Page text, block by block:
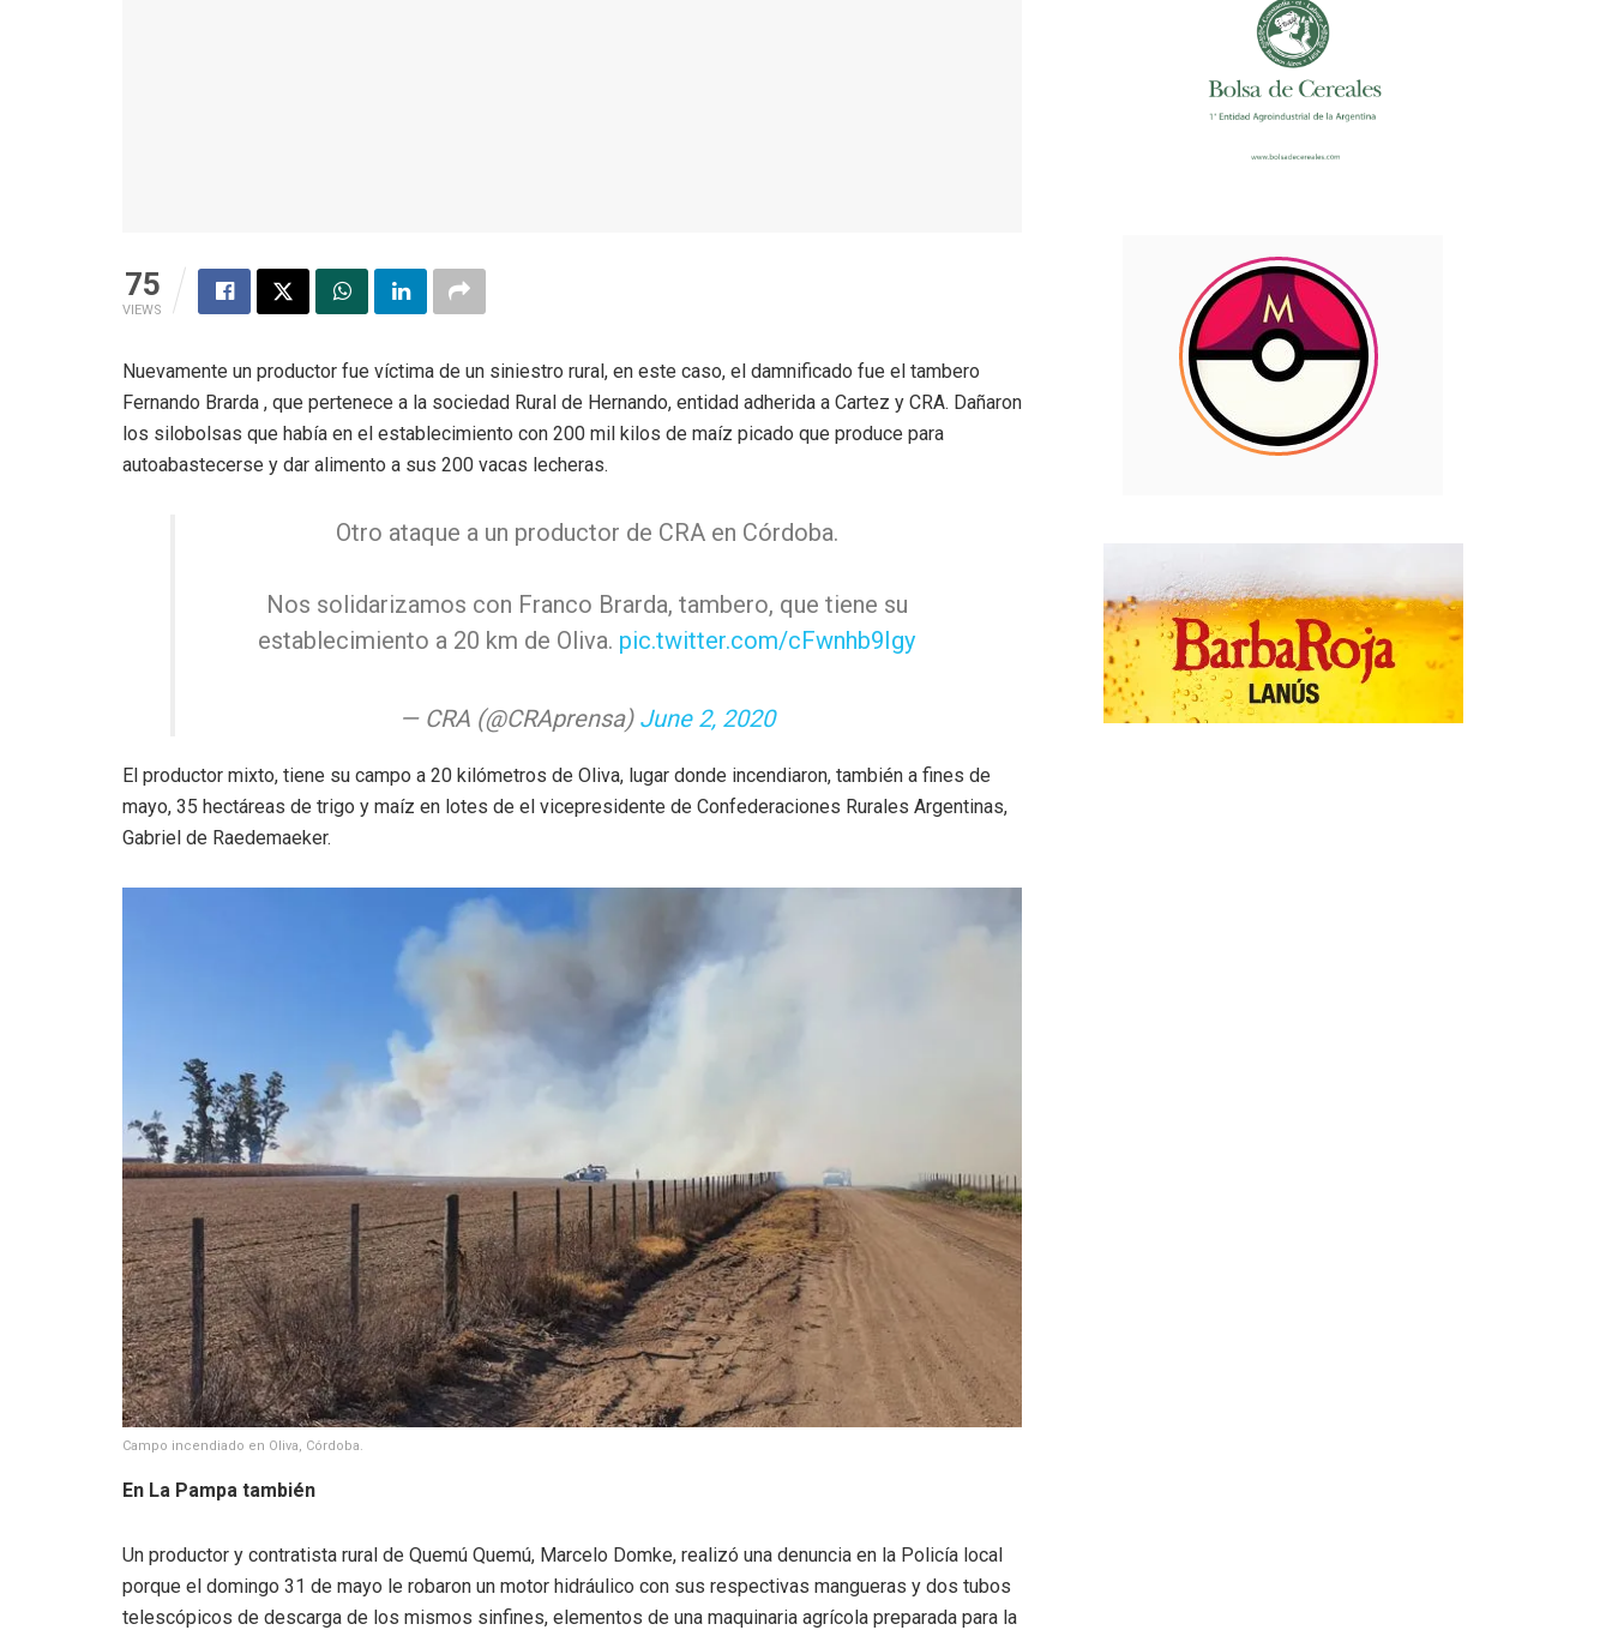
75
VIEWS
Nuevamente un productor fue víctima de un siniestro rural, en este caso, el damnificado fue el tambero
Fernando Brarda , que pertenece a la sociedad Rural de Hernando, entidad adherida a Cartez y CRA. Dañaron
los silobolsas que había en el establecimiento con 200 mil kilos de maíz picado que produce para
autoabastecerse y dar alimento a sus 200 vacas lecheras.
Otro ataque a un productor de CRA en Córdoba.
Nos solidarizamos con Franco Brarda, tambero, que tiene su
establecimiento a 20 km de Oliva. pic.twitter.com/cFwnhb9Igy
— CRA (@CRAprensa) June 2, 2020
El productor mixto, tiene su campo a 20 kilómetros de Oliva, lugar donde incendiaron, también a fines de
mayo, 35 hectáreas de trigo y maíz en lotes de el vicepresidente de Confederaciones Rurales Argentinas,
Gabriel de Raedemaeker.
Campo incendiado en Oliva, Córdoba.
En La Pampa también
Un productor y contratista rural de Quemú Quemú, Marcelo Domke, realizó una denuncia en la Policía local
porque el domingo 31 de mayo le robaron un motor hidráulico con sus respectivas mangueras y dos tubos
telescópicos de descarga de los mismos sinfines, elementos de una maquinaria agrícola preparada para la